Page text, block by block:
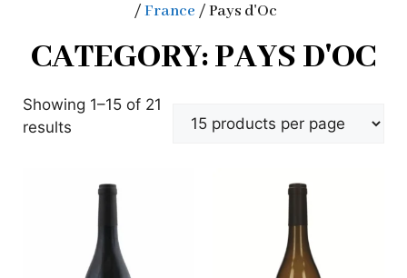
/France / Pays d'Oc
CATEGORY: PAYS D'OC
Showing 1–15 of 21
results